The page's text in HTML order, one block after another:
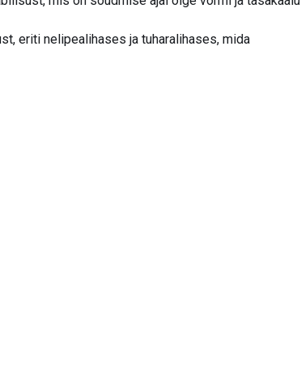
eriti nelipealihases ja tuharalihases, mida